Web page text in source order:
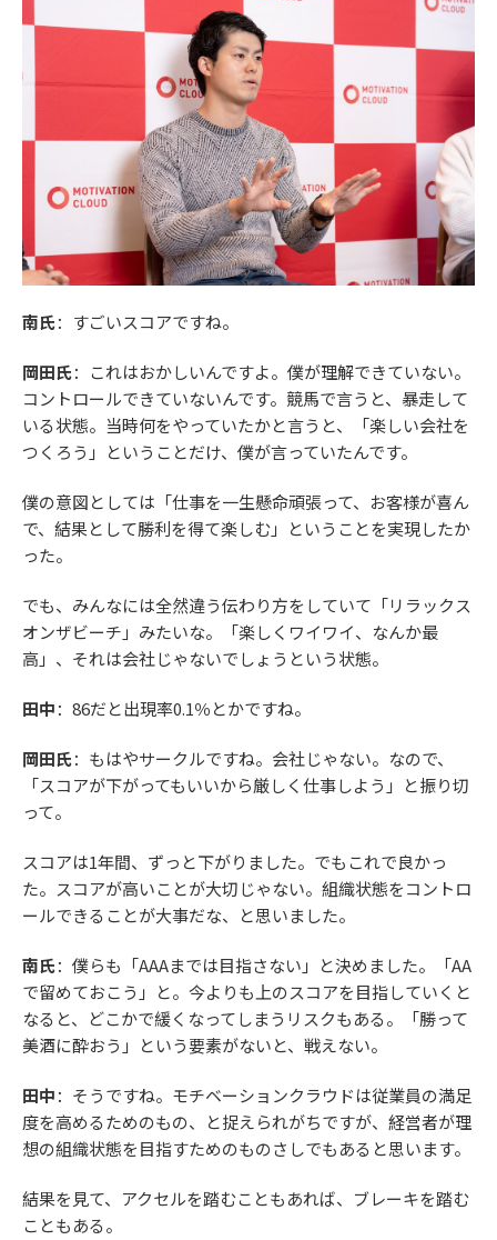
南氏：すごいスコアですね。
岡田氏：これはおかしいんですよ。僕が理解できていない。
コントロールできていないんです。競馬で言うと、暴走して
いる状態。当時何をやっていたかと言うと、「楽しい会社を
つくろう」ということだけ、僕が言っていたんです。
僕の意図としては「仕事を一生懸命頑張って、お客様が喜ん
で、結果として勝利を得て楽しむ」ということを実現したか
った。
でも、みんなには全然違う伝わり方をしていて「リラックス
オンザビーチ」みたいな。「楽しくワイワイ、なんか最
高」、それは会社じゃないでしょうという状態。
田中：86だと出現率0.1％とかですね。
岡田氏：もはやサークルですね。会社じゃない。なので、
「スコアが下がってもいいから厳しく仕事しよう」と振り切
って。
スコアは1年間、ずっと下がりました。でもこれで良かっ
た。スコアが高いことが大切じゃない。組織状態をコントロ
ールできることが大事だな、と思いました。
南氏：僕らも「AAAまでは目指さない」と決めました。「AA
で留めておこう」と。今よりも上のスコアを目指していくと
なると、どこかで緩くなってしまうリスクもある。「勝って
美酒に酔おう」という要素がないと、戦えない。
田中：そうですね。モチベーションクラウドは従業員の満足
度を高めるためのもの、と捉えられがちですが、経営者が理
想の組織状態を目指すためのものさしでもあると思います。
結果を見て、アクセルを踏むこともあれば、ブレーキを踏む
こともある。